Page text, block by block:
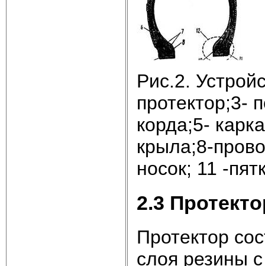
Рис.2.
протектор;3-
корда;5-
крыла;8-
носок; 11 -
2.3
Протектор
слоя резины